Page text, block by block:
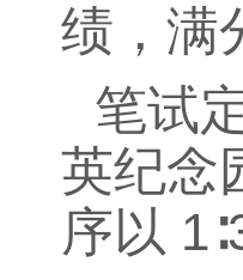
绩，满
笔试
英纪念
序以